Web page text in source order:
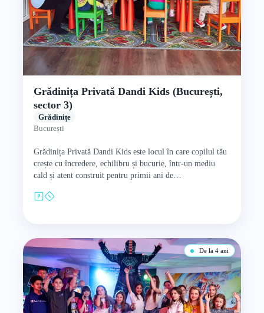
Grădinița Privată Dandi Kids (București,
sector 3)
Grădinițe
București
Grădinița Privată Dandi Kids este locul în care copilul tău
crește cu încredere, echilibru și bucurie, într-un mediu
cald și atent construit pentru primii ani de…
De la 4 ani